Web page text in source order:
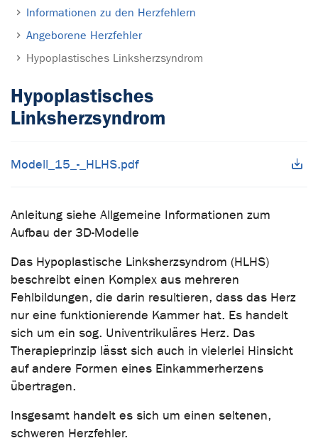
Informationen zu den Herzfehlern
Angeborene Herzfehler
Hypoplastisches Linksherzsyndrom
Hypoplastisches
Linksherzsyndrom
Modell_15_-_HLHS.pdf
Anleitung siehe Allgemeine Informationen zum
Aufbau der 3D-Modelle
Das Hypoplastische Linksherzsyndrom (HLHS)
beschreibt einen Komplex aus mehreren
Fehlbildungen, die darin resultieren, dass das Herz
nur eine funktionierende Kammer hat. Es handelt
sich um ein sog. Univentrikuläres Herz. Das
Therapieprinzip lässt sich auch in vielerlei Hinsicht
auf andere Formen eines Einkammerherzens
übertragen.
Insgesamt handelt es sich um einen seltenen,
schweren Herzfehler.